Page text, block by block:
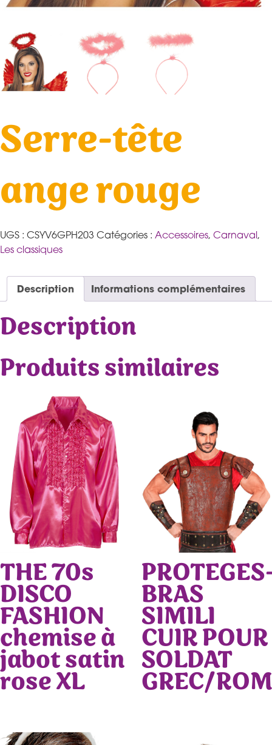
Serre-tête
ange rouge
UGS : CSYV6GPH203 Catégories : Accessoires, Carnaval,
Les classiques
Description Informations complémentaires
Description
Produits similaires
THE 70s
DISCO
FASHION
chemise à
jabot satin
rose XL
BRAS
SIMILI
CUIR POUR
SOLDAT
GREC/